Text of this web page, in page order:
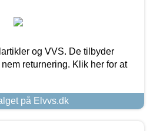
og VVS. De tilbyder
returnering. Klik her for at
på Elvvs.dk